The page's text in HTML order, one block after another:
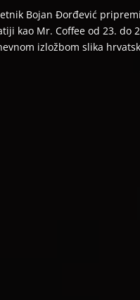
Bojan Đorđević
kao Mr. Coffee od 23. do
izložbom slika